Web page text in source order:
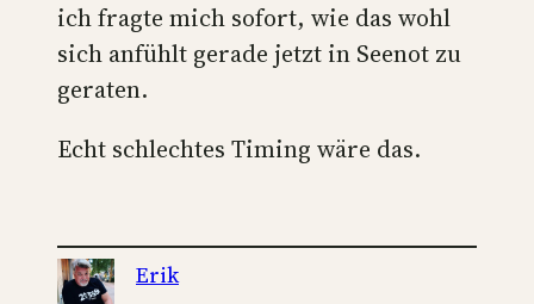
ich fragte mich sofort, wie das wohl
sich anfühlt gerade jetzt in Seenot zu
geraten.
Echt schlechtes Timing wäre das.
Erik